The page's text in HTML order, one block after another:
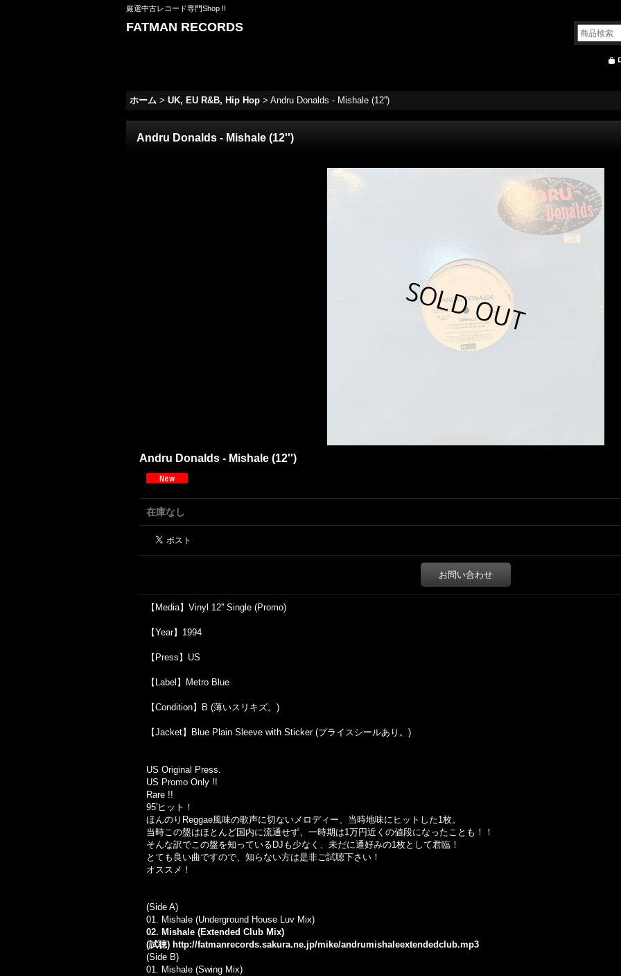
厳選中古レコード専門Shop !!
FATMAN RECORDS
ホーム > UK, EU R&B, Hip Hop > Andru Donalds - Mishale (12'')
Andru Donalds - Mishale (12'')
Andru Donalds - Mishale (12'')
在庫なし
お問い合わせ
【Media】Vinyl 12'' Single (Promo)
【Year】1994
【Press】US
【Label】Metro Blue
【Condition】B (薄いスリキズ。)
【Jacket】Blue Plain Sleeve with Sticker (プライスシールあり。)
US Original Press.
US Promo Only !!
Rare !!
95'ヒット！
ほんのりReggae風味の歌声に切ないメロディー、当時地味にヒットした1枚。
当時この盤はほとんど国内に流通せず、一時期は1万円近くの値段になったことも！！
そんな訳でこの盤を知っているDJも少なく、未だに通好みの1枚として君臨！
とても良い曲ですので、知らない方は是非ご試聴下さい！
オススメ！
(Side A)
01. Mishale (Underground House Luv Mix)
02. Mishale (Extended Club Mix)
(試聴) http://fatmanrecords.sakura.ne.jp/mike/andrumishaleextendedclub.mp3
(Side B)
01. Mishale (Swing Mix)